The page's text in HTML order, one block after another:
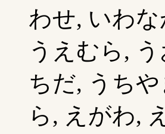
わせ, いわ
うえむら,
ちだ, うち
ら, えがわ,